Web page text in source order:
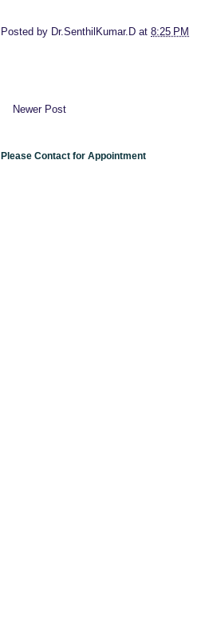
Posted by Dr.SenthilKumar.D at 8:25 PM
Newer Post
Please Contact for Appointment